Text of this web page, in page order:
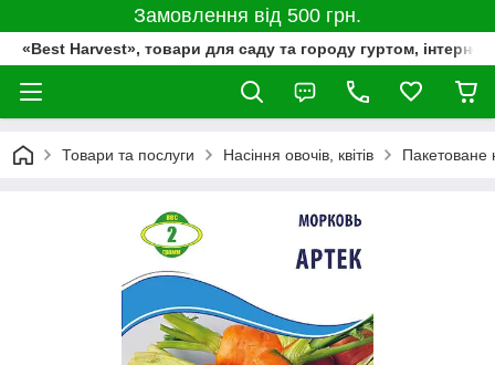
Замовлення від 500 грн.
«Best Harvest», товари для саду та городу гуртом,
Товари та послуги Насіння овочів, квітів Пакетоване